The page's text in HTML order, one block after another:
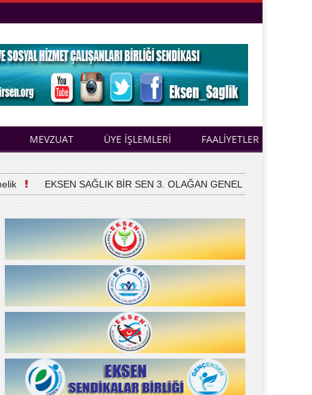
MEVZUAT ÜYE İŞLEMLERİ FAALİYETLER
EKSEN SAĞLIK BİR SEN 3. OLAĞAN GENEL KURULUNU YAPTI